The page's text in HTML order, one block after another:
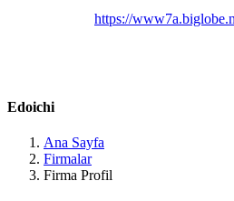
https://
Edoichi
Ana Sayfa
Firmalar
Firma Profil